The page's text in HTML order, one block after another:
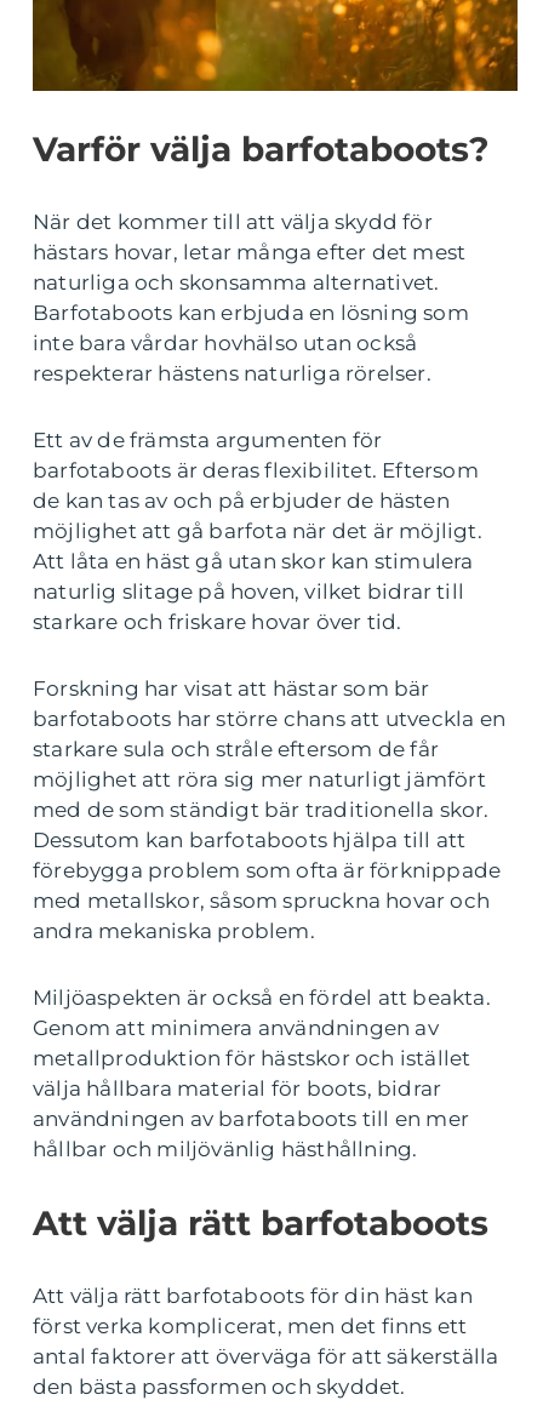
Varför välja barfotaboots?
När det kommer till att välja skydd för
hästars hovar, letar många efter det mest
naturliga och skonsamma alternativet.
Barfotaboots kan erbjuda en lösning som
inte bara vårdar hovhälso utan också
respekterar hästens naturliga rörelser.
Ett av de främsta argumenten för
barfotaboots är deras flexibilitet. Eftersom
de kan tas av och på erbjuder de hästen
möjlighet att gå barfota när det är möjligt.
Att låta en häst gå utan skor kan stimulera
naturlig slitage på hoven, vilket bidrar till
starkare och friskare hovar över tid.
Forskning har visat att hästar som bär
barfotaboots har större chans att utveckla en
starkare sula och stråle eftersom de får
möjlighet att röra sig mer naturligt jämfört
med de som ständigt bär traditionella skor.
Dessutom kan barfotaboots hjälpa till att
förebygga problem som ofta är förknippade
med metallskor, såsom spruckna hovar och
andra mekaniska problem.
Miljöaspekten är också en fördel att beakta.
Genom att minimera användningen av
metallproduktion för hästskor och istället
välja hållbara material för boots, bidrar
användningen av barfotaboots till en mer
hållbar och miljövänlig hästhållning.
Att välja rätt barfotaboots
Att välja rätt barfotaboots för din häst kan
först verka komplicerat, men det finns ett
antal faktorer att överväga för att säkerställa
den bästa passformen och skyddet.